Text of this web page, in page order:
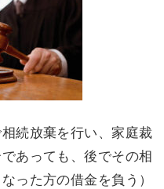
続放棄を行い、家庭裁
あっても、後でその相
った方の借金を負う）